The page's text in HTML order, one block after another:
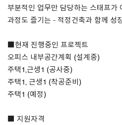
Customer Service
Article Proposals
부분적인 업무만 담당하는 스태프가
과정도 즐기는 - 적정건축과 함께 성
■현재 진행중인 프로젝트
오피스 내부공간계획 (설계중)
주택1,근생1 (공사중)
주택1, 근생1 (착공준비)
주택1 (예정)
■ 지원자격